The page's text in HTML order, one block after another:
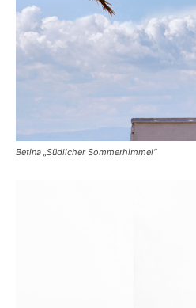
Betina „Südlicher Sommerhimmel“